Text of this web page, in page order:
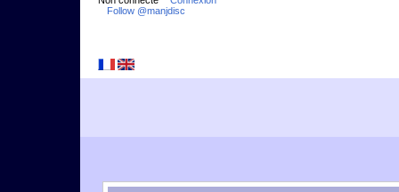
Follow @manjdisc